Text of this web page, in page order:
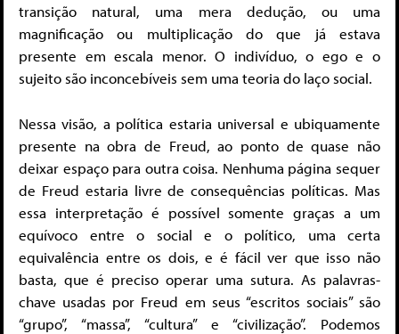
transição natural, uma mera dedução, ou uma
magnificação ou multiplicação do que já estava
presente em escala menor. O indivíduo, o ego e o
sujeito são inconcebíveis sem uma teoria do laço social.
Nessa visão, a política estaria universal e ubiquamente
presente na obra de Freud, ao ponto de quase não
deixar espaço para outra coisa. Nenhuma página sequer
de Freud estaria livre de consequências políticas. Mas
essa interpretação é possível somente graças a um
equívoco entre o social e o político, uma certa
equivalência entre os dois, e é fácil ver que isso não
basta, que é preciso operar uma sutura. As palavras-
chave usadas por Freud em seus “escritos sociais” são
“grupo”, “massa”, “cultura” e “civilização”. Podemos